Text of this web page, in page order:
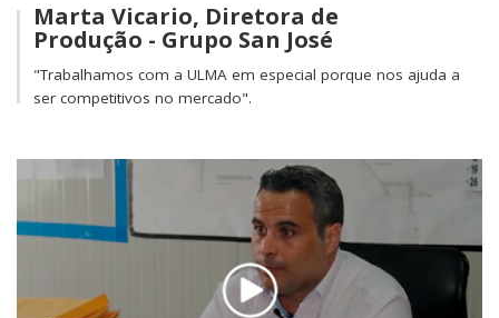
Marta Vicario, Diretora de
Produção - Grupo San José
"Trabalhamos com a ULMA em especial porque nos ajuda a
ser competitivos no mercado".